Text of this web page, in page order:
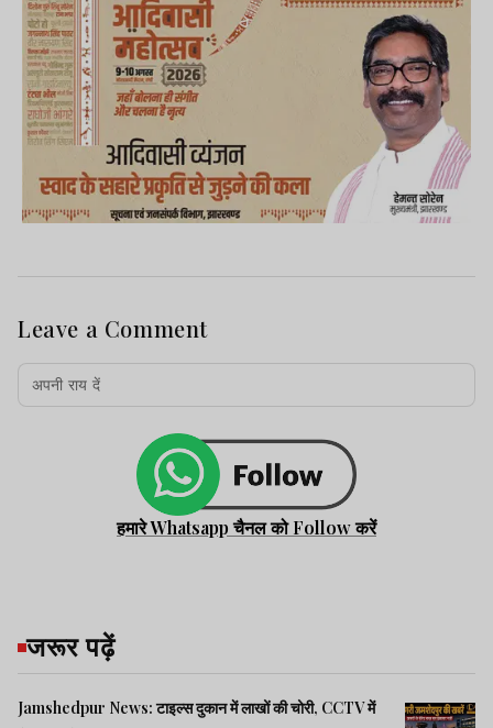
Leave a Comment
हमारे Whatsapp चैनल को Follow करें
जरूर पढ़ें
Jamshedpur News: टाइल्स दुकान में लाखों की चोरी, CCTV में